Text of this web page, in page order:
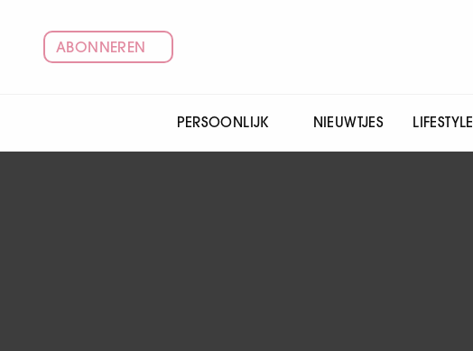
ABONNEREN
PERSOONLIJK NIEUWTJES LIFESTYLE